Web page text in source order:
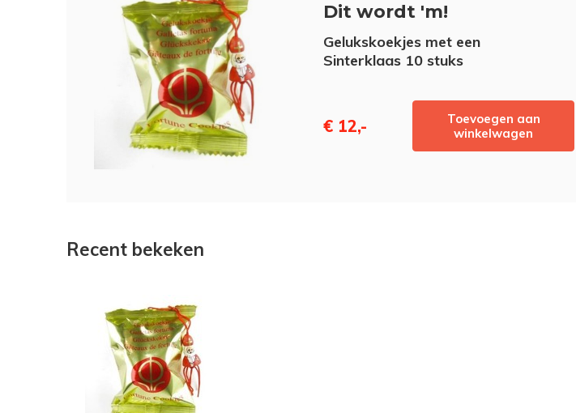
Dit wordt 'm!
Gelukskoekjes met een
Sinterklaas 10 stuks
€ 12,-
Toevoegen aan
winkelwagen
Recent bekeken